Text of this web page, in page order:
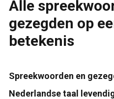
Alle
gezegden op
betekenis
Spreekwoorden en
Nederlandse taal